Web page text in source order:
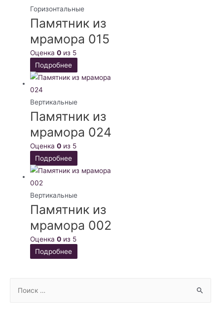
Горизонтальные
Памятник из
мрамора 015
Оценка0 из 5
Подробнее
Вертикальные
Памятник из
мрамора 024
Оценка0 из 5
Подробнее
Вертикальные
Памятник из
мрамора 002
Оценка0 из 5
Подробнее